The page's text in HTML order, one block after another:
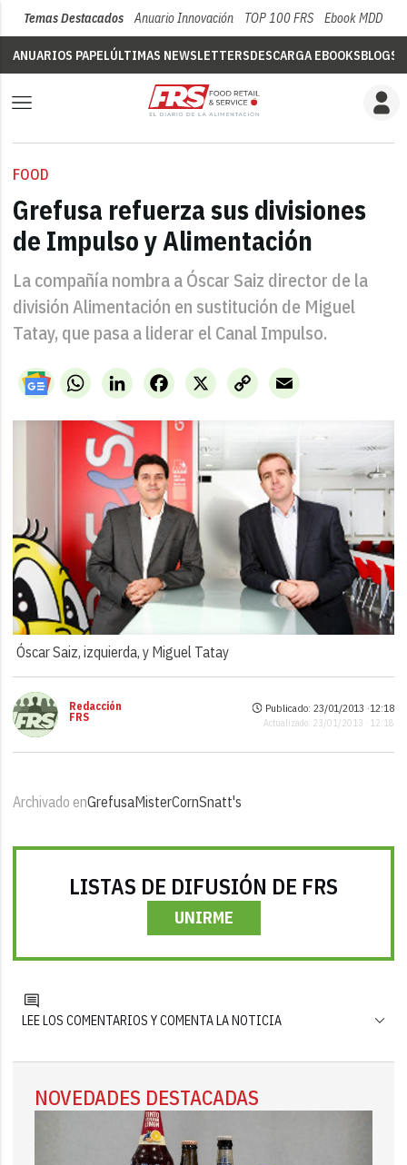
Temas Destacados Anuario Innovación TOP 100 FRS Ebook MDD
ANUARIOS PAPELÚLTIMAS NEWSLETTERSDESCARGA EBOOKSBLOGS
FOOD
Grefusa refuerza sus divisiones
de Impulso y Alimentación
La compañía nombra a Óscar Saiz director de la
división Alimentación en sustitución de Miguel
Tatay, que pasa a liderar el Canal Impulso.
WhatsAppLinkedIn X
Facebook
Copy
Link
Email
Óscar Saiz, izquierda, y Miguel Tatay
Redacción
FRS
Publicado: 23/01/2013 ·12:18
Actualizado: 23/01/2013 · 12:18
Archivado enGrefusaMisterCornSnatt's
LISTAS DE DIFUSIÓN DE FRS
UNIRME
LEE LOS COMENTARIOS Y COMENTA LA NOTICIA
NOVEDADES DESTACADAS